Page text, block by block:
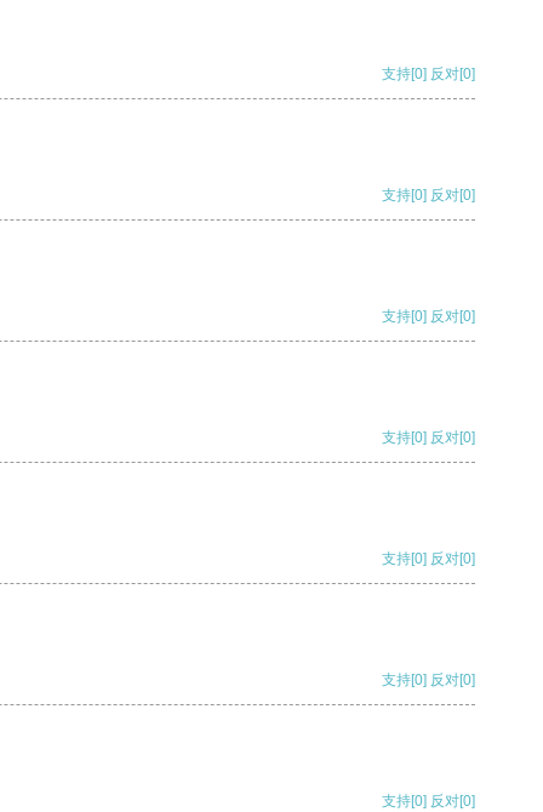
支持[0] 反对[0]
支持[0] 反对[0]
支持[0] 反对[0]
支持[0] 反对[0]
支持[0] 反对[0]
支持[0] 反对[0]
支持[0] 反对[0]